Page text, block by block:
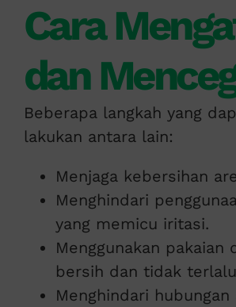
Cara
dan
Beberapa langkah yang
lakukan antara lain:
Menjaga kebersihan
Menghindari
yang memicu iritasi.
Menggunakan pakaian
bersih dan tidak
Menghindari hubungan